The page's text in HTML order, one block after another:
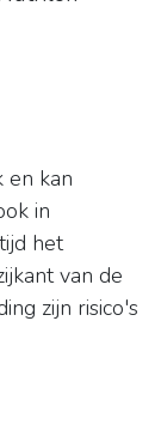
en kan
in
het
van de
zijn risico's